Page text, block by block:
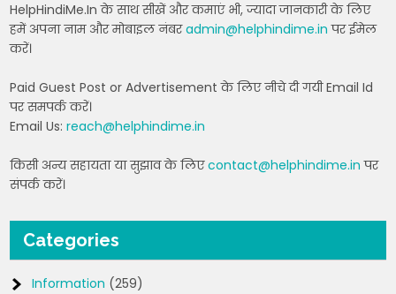
HelpHindiMe.In के साथ सीखें और कमाएं भी, ज्यादा जानकारी के लिए
हमें अपना नाम और मोबाइल नंबरadmin@helphindime.in पर ईमेल
करें।
Paid Guest Post or Advertisement के लिए नीचे दी गयी Email Id
पर समपर्क करें।
Email Us:reach@helphindime.in
किसी अन्य सहायता या सुझाव के लिएcontact@helphindime.in पर
संपर्क करें।
Categories
Information (259)